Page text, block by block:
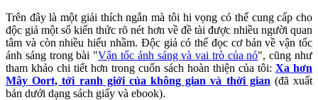
Trên đây là một giải thích ngắn mà tôi hi vọng có thể cung cấp cho
độc giả một số kiến thức rõ nét hơn về đề tài được nhiều người quan
tâm và còn nhiều hiểu nhầm. Độc giả có thể đọc cơ bản về vận tốc
ánh sáng trong bài "Vận tốc ánh sáng và vai trò của nó", cũng như
tham khảo chi tiết hơn trong cuốn sách hoàn thiện của tôi: Xa hơn
Mây Oort, tới ranh giới của không gian và thời gian (đã xuất
bản dưới dạng sách giấy và ebook).